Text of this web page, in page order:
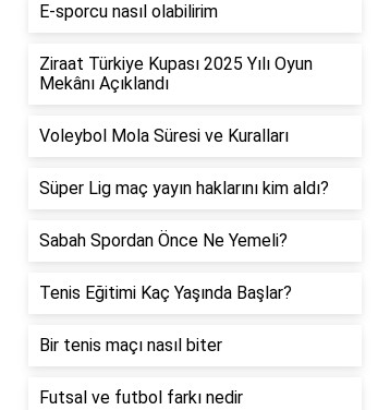
E-sporcu nasıl olabilirim
Ziraat Türkiye Kupası 2025 Yılı Oyun
Mekânı Açıklandı
Voleybol Mola Süresi ve Kuralları
Süper Lig maç yayın haklarını kim aldı?
Sabah Spordan Önce Ne Yemeli?
Tenis Eğitimi Kaç Yaşında Başlar?
Bir tenis maçı nasıl biter
Futsal ve futbol farkı nedir